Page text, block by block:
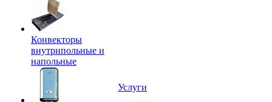
Конвекторы
внутрипольные и
напольные
Услуги